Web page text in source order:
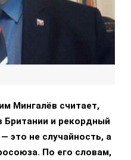
Мингалёв считает,
Британии и рекордный
это не случайность, а
По его словам,